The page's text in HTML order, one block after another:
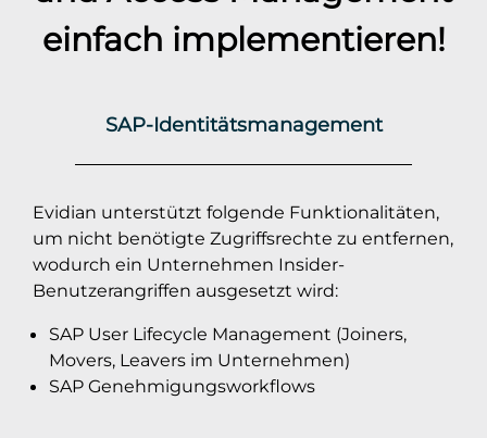
einfach implementieren!
SAP-Identitätsmanagement
Evidian unterstützt folgende Funktionalitäten,
um nicht benötigte Zugriffsrechte zu entfernen,
wodurch ein Unternehmen Insider-
Benutzerangriffen ausgesetzt wird:
SAP User Lifecycle Management (Joiners,
Movers, Leavers im Unternehmen)
SAP Genehmigungsworkflows